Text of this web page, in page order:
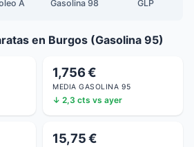
A Gasolina 98 GLP
en Burgos (Gasolina 95)
1,756 €
MEDIA GASOLINA 95
↓ 2,3 cts vs ayer
15,75 €